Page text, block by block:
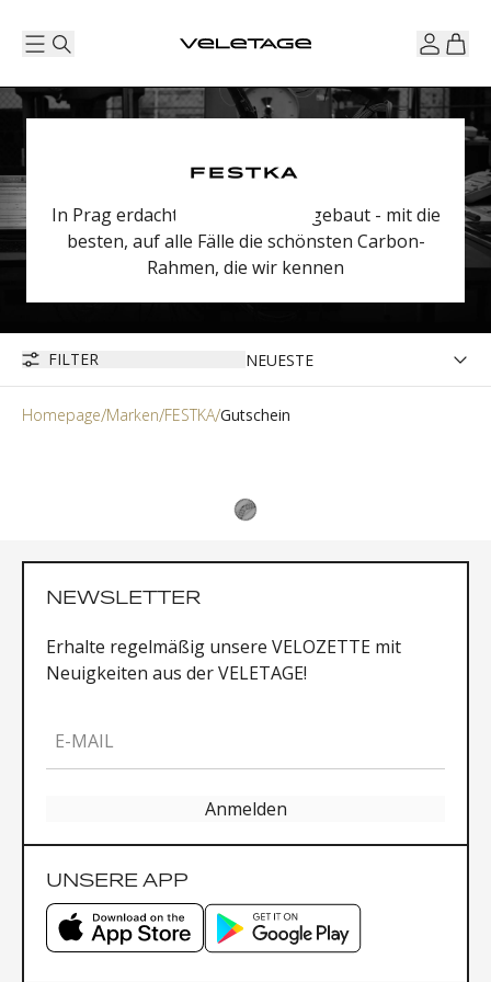
In Prag erdacht, entwickelt und gebaut - mit die
besten, auf alle Fälle die schönsten Carbon-
Rahmen, die wir kennen
FILTER
Homepage Marken FESTKA Gutschein
NEWSLETTER
Erhalte regelmäßig unsere VELOZETTE mit
Neuigkeiten aus der VELETAGE!
E-MAIL
Anmelden
UNSERE APP